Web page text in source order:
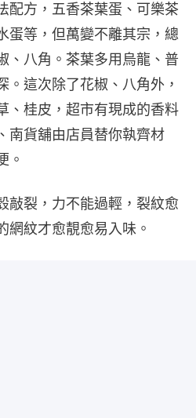
配方，五香茶葉蛋、可樂茶
蛋等，但萬變不離其宗，總
、八角。茶葉多用烏龍、普
。這次除了花椒、八角外，
、桂皮，超市有現成的香料
南貨舖由店員替你執齊材
。
敲裂，力不能過輕，裂紋愈
網紋才愈靚愈易入味。